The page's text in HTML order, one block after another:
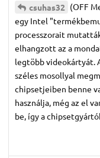
csuhas32 (OFF
egy Intel
processzorait
elhangzott az a
legtöbb videokártyát.
széles mosollyal
chipsetjeiben benne
használja, még az el
be, így a